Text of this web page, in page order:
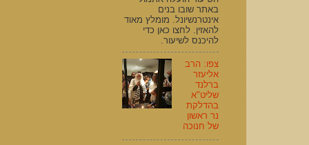
באתר שובו בנים
אינטרנשיונל. מומלץ מאוד
להאזין. לחצו כאן כדי
להיכנס לשיעור.
צפו: הרב
אליעזר
ברלנד
שליט"א
בהדלקת
נר ראשון
של חנוכה